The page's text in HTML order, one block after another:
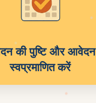
की पुष्टि और आवेदन
स्वप्रमाणित करें